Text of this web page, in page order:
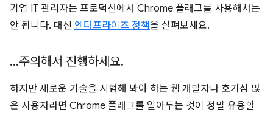
기업 IT 관리자는 프로덕션에서 Chrome 플래그를 사용해서는
안 됩니다. 대신 엔터프라이즈 정책 을 살펴보세요.
...주의해서 진행하세요.
하지만 새로운 기술을 시험해 봐야 하는 웹 개발자나 호기심 많
은 사용자라면 Chrome 플래그를 알아두는 것이 정말 유용할